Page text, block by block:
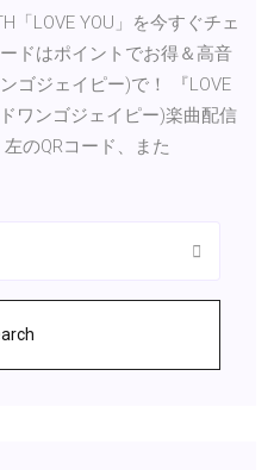
「LOVE YOU」を今すぐチェ
ドはポイントでお得＆高音
ゴジェイピー)で！ 『LOVE
ワンゴジェイピー)楽曲配信
のQRコード、また